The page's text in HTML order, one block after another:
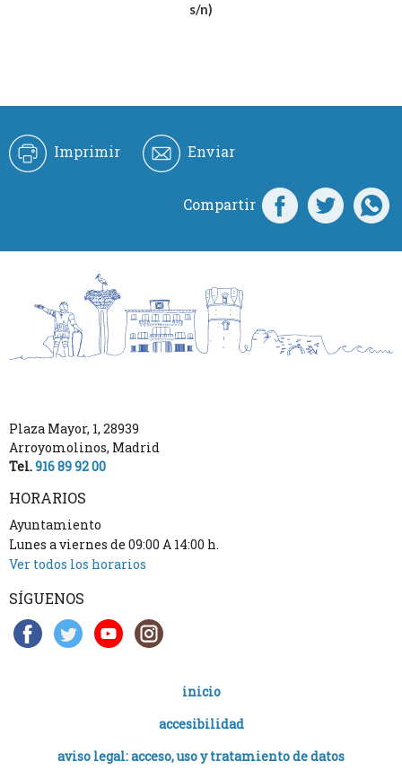
s/n)
Imprimir Enviar
Compartir
Plaza Mayor, 1, 28939
Arroyomolinos, Madrid
Tel.916 89 92 00
HORARIOS
Ayuntamiento
Lunes a viernes de 09:00 A 14:00 h.
Ver todos los horarios
SÍGUENOS
inicio
accesibilidad
aviso legal: acceso, uso y tratamiento de datos